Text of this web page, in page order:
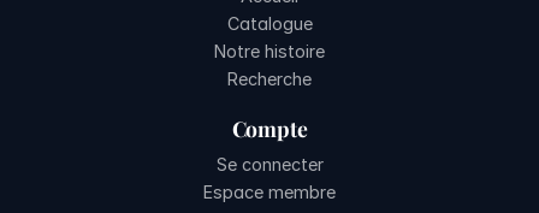
Catalogue
Notre histoire
Recherche
Compte
Se connecter
Espace membre